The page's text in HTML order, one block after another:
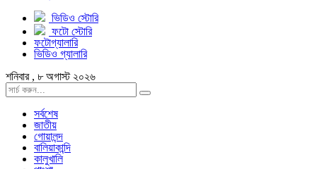
ভিডিও স্টোরি
ফটো স্টোরি
ফটোগ্যালারি
ভিডিও গ্যালারি
শনিবার , ৮ অগাস্ট ২০২৬
সর্বশেষ
জাতীয়
গোয়ালন্দ
বালিয়াকান্দি
কালুখালি